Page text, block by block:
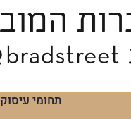
תחומי עיסוק